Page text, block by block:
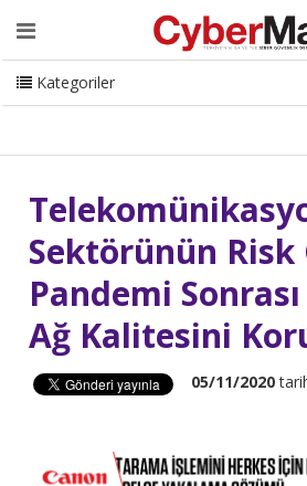
Ana Sayfa Hakkımızda Dergi
Danışmanlık
ISC Turkey Sizden
CyberMag Logo
Kategoriler
Sektörünün Risk
Pandemi
Ağ Kalitesini
05/11/2020